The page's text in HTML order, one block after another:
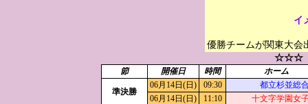
イ
優勝チームが関東大会
☆☆☆
節 開催日 時間 ホーム
準決勝
06月14日(日) 09:30
都立杉並総
06月14日(日)
11:10
十文字学園女